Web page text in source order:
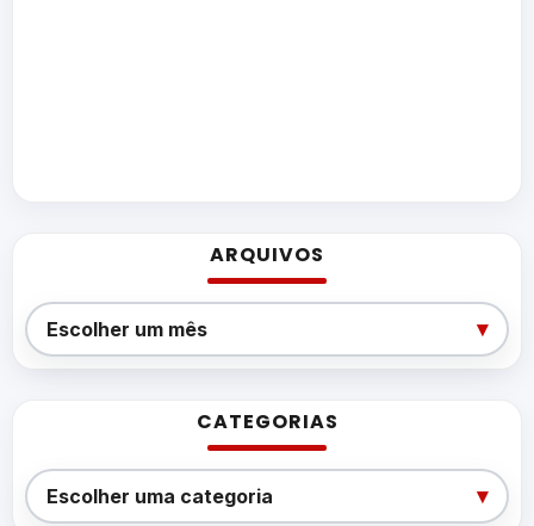
ARQUIVOS
Arquivos
Escolher um mês ▾
CATEGORIAS
Categorias
Escolher uma categoria ▾